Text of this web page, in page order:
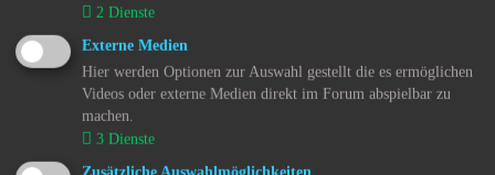
Sitemap
2 Dienste
Externe Medien
Hier werden Optionen zur Auswahl gestellt die es ermöglichen
Videos oder externe Medien direkt im Forum abspielbar zu
machen.
3 Dienste